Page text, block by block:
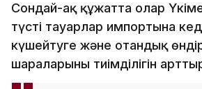
Сондай-ақ құжатта олар
түсті тауарлар импортына
күшейтуге және отандық
шараларының тиімділігін